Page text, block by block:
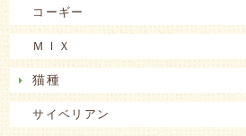
コーギー
ＭＩＸ
猫種
サイベリアン